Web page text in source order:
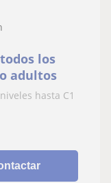
los
adultos
hasta C1